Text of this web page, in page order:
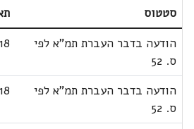
סטטוס
הודעה בדבר העברת תמ"א לפי
ס. 52
הודעה בדבר העברת תמ"א לפי
ס. 52